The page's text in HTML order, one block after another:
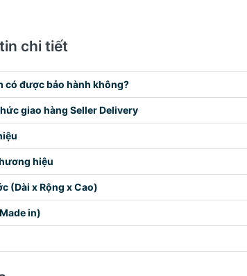
chi tiết
có được bảo hành không?
giao hàng Seller Delivery
hiệu
(Dài x Rộng x Cao)
in)